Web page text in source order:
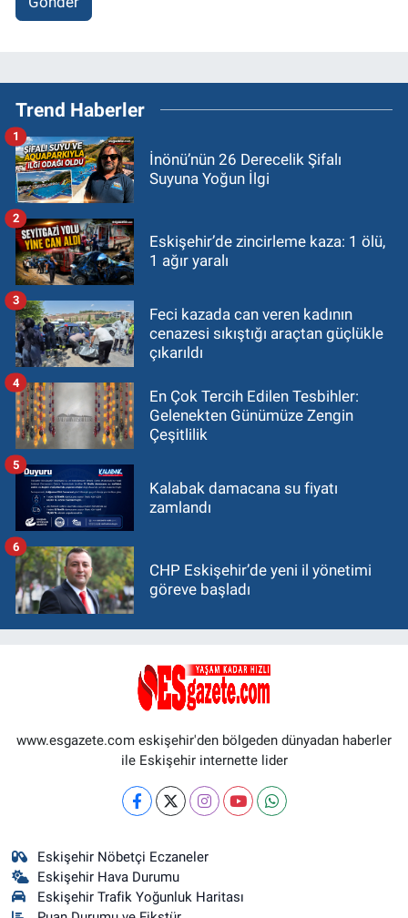
Trend Haberler
İnönü’nün 26 Derecelik Şifalı
Suyuna Yoğun İlgi
1
Eskişehir’de zincirleme kaza: 1 ölü,
1 ağır yaralı
2
Feci kazada can veren kadının
cenazesi sıkıştığı araçtan güçlükle
çıkarıldı
3
En Çok Tercih Edilen Tesbihler:
Gelenekten Günümüze Zengin
Çeşitlilik
4
Kalabak damacana su fiyatı
zamlandı
5
CHP Eskişehir’de yeni il yönetimi
göreve başladı
6
www.esgazete.com eskişehir'den bölgeden dünyadan haberler
ile Eskişehir internette lider
Eskişehir Nöbetçi Eczaneler
Eskişehir Hava Durumu
Eskişehir Trafik Yoğunluk Haritası